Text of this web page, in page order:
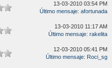
13-03-2010 03:54 PM
Último mensaje: afortunada
13-03-2010 11:17 AM
Último mensaje: rakelita
12-03-2010 05:41 PM
Último mensaje: Roci_sg